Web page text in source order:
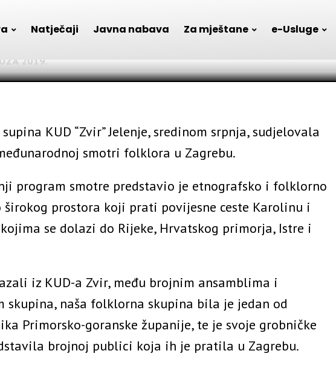
Natječaji Javna nabava Za mještane e-Usluge
tradicije u Zagrebu
2019.
KUD “Zvir” Jelenje, sredinom srpnja, sudjelovala
smotri folklora u Zagrebu.
program smotre predstavio je etnografsko i folklorno
širokog prostora koji prati povijesne ceste Karolinu i
se dolazi do Rijeke, Hrvatskog primorja, Istre i
iz KUD-a Zvir, među brojnim ansamblima i
skupina, naša folklorna skupina bila je jedan od
Primorsko-goranske županije, te je svoje grobničke
brojnoj publici koja ih je pratila u Zagrebu.